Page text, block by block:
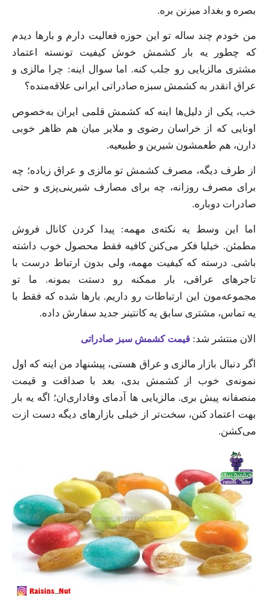
بصره و بغداد میزنن بره.
من خودم چند ساله تو این حوزه فعالیت دارم و بارها دیدم
که چطور یه بار کشمش خوش‌ کیفیت تونسته اعتماد
مشتری مالزیایی رو جلب کنه. اما سوال اینه: چرا مالزی و
عراق انقدر به کشمش سبزه صادراتی ایرانی علاقه‌منده؟
خب، یکی از دلیل‌ها اینه که کشمش قلمی ایران به‌خصوص
اونایی که از خراسان رضوی و ملایر میان هم ظاهر خوبی
دارن، هم طعمشون شیرین و طبیعیه.
از طرف دیگه، مصرف کشمش تو مالزی و عراق زیاده؛ چه
برای مصرف روزانه، چه برای مصارف شیرینی‌پزی و حتی
صادرات دوباره.
اما این وسط یه نکته‌ی مهمه: پیدا کردن کانال فروش
مطمئن. خیلیا فکر می‌کنن کافیه فقط محصول خوب داشته
باشی. درسته که کیفیت مهمه، ولی بدون ارتباط درست با
تاجرهای عراقی، بار ممکنه رو دستت بمونه. ما تو
مجموعه‌مون این ارتباطات رو داریم. بارها شده که فقط با
یه تماس، مشتری سابق یه کانتینر جدید سفارش داده.
الان منتشر شد: قیمت کشمش سبز صادراتی
اگر دنبال بازار مالزی و عراق هستی، پیشنهاد من اینه که اول
نمونه‌ی خوب از کشمش بدی، بعد با صداقت و قیمت
منصفانه پیش بری. مالزیایی ها آدمای وفاداری‌ان؛ اگه یه بار
بهت اعتماد کنن، سخت‌تر از خیلی بازارهای دیگه دست ازت
می‌کشن.